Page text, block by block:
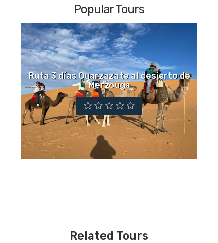
Popular Tours
Ruta 3 días Ouarzazate al desierto de
Merzouga
Related Tours